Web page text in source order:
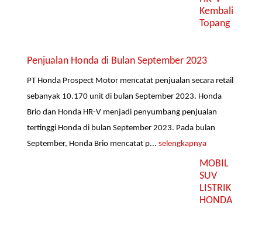
Kembali
Topang
Penjualan Honda di Bulan September 2023
PT Honda Prospect Motor mencatat penjualan secara retail
sebanyak 10.170 unit di bulan September 2023. Honda
Brio dan Honda HR-V menjadi penyumbang penjualan
tertinggi Honda di bulan September 2023. Pada bulan
September, Honda Brio mencatat p...selengkapnya
MOBIL
SUV
LISTRIK
HONDA